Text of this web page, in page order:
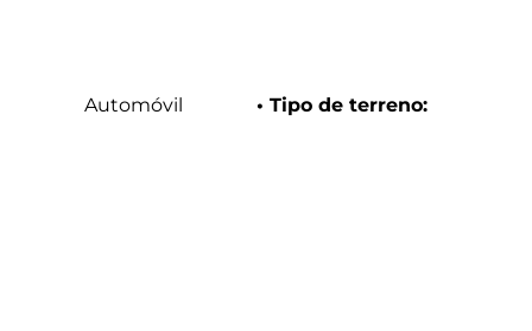
Automóvil • Tipo de terreno: